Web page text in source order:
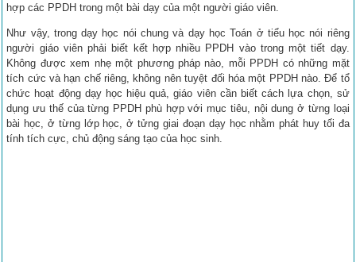
hợp các PPDH trong một bài dạy của một người giáo viên.
Như vậy, trong dạy học nói chung và dạy học Toán ở tiểu học nói riêng
người giáo viên phải biết kết hợp nhiều PPDH vào trong một tiết dạy.
Không được xem nhẹ một phương pháp nào, mỗi PPDH có những mặt
tích cức và hạn chế riêng, không nên tuyệt đối hóa một PPDH nào. Để tổ
chức hoạt động dạy học hiệu quả, giáo viên cần biết cách lựa chọn, sử
dụng ưu thế của từng PPDH phù hợp với mục tiêu, nội dung ở từng loại
bài học, ở từng lớp học, ở tửng giai đoạn dạy học nhằm phát huy tối đa
tính tích cực, chủ động sáng tạo của học sinh.